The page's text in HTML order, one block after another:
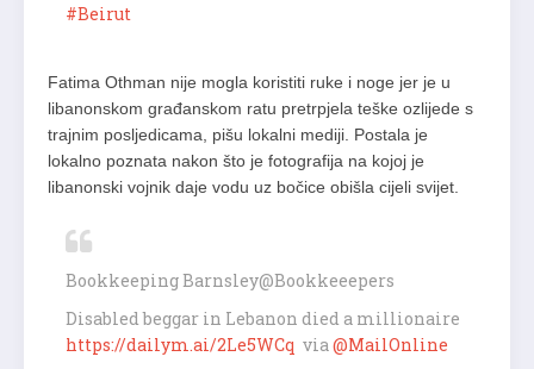
#Beirut
Fatima Othman nije mogla koristiti ruke i noge jer je u
libanonskom građanskom ratu pretrpjela teške ozlijede s
trajnim posljedicama, pišu lokalni mediji. Postala je
lokalno poznata nakon što je fotografija na kojoj je
libanonski vojnik daje vodu uz bočice obišla cijeli svijet.
Bookkeeping Barnsley@Bookkeeepers
Disabled beggar in Lebanon died a millionaire
https://dailym.ai/2Le5WCq via @MailOnline